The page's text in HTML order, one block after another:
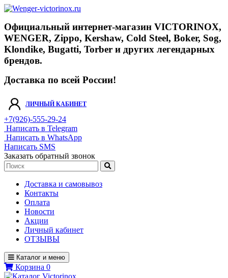
Официальный интернет-магазин VICTORINOX,
WENGER, Zippo, Kershaw, Cold Steel, Boker, Sog,
Klondike, Bugatti, Torber и других легендарных
брендов.
Доставка по всей России!
ЛИЧНЫЙ КАБИНЕТ
+7(926)-555-29-24
Написать в Telegram
Написать в WhatsApp
Написать SMS
Заказать обратный звонок
Доставка и самовывоз
Контакты
Оплата
Новости
Акции
Личный кабинет
ОТЗЫВЫ
Каталог и меню
Корзина 0